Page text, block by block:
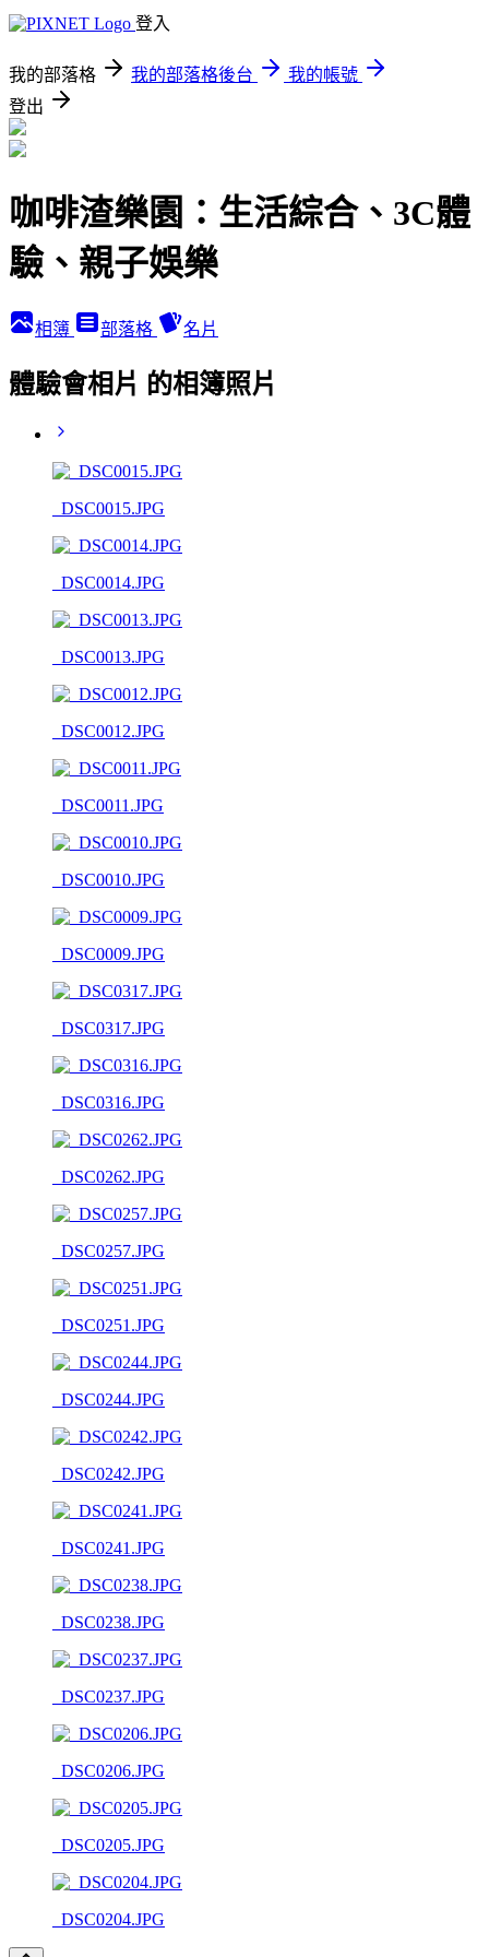
登入
我的部落格 我的部落格後台
我的帳號
登出
咖啡渣樂園：生活綜合、3C體
驗、親子娛樂
相簿 部落格 名片
體驗會相片 的相簿照片
_DSC0015.JPG
_DSC0014.JPG
_DSC0013.JPG
_DSC0012.JPG
_DSC0011.JPG
_DSC0010.JPG
_DSC0009.JPG
_DSC0317.JPG
_DSC0316.JPG
_DSC0262.JPG
_DSC0257.JPG
_DSC0251.JPG
_DSC0244.JPG
_DSC0242.JPG
_DSC0241.JPG
_DSC0238.JPG
_DSC0237.JPG
_DSC0206.JPG
_DSC0205.JPG
_DSC0204.JPG